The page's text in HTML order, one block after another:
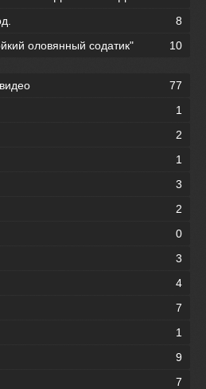
8
оловянный содатик"
10
77
1
2
1
3
2
0
3
4
7
1
9
7